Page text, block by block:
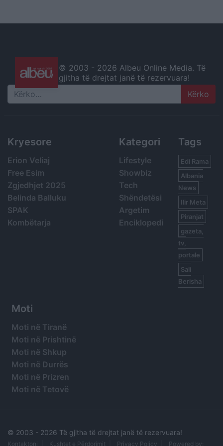
© 2003 - 2026 Albeu Online Media. Të
gjitha të drejtat janë të rezervuara!
Search
Kryesore
Erion Veliaj
Free Esim
Zgjedhjet 2025
Belinda Balluku
SPAK
Kombëtarja
Kategori
Lifestyle
Showbiz
Tech
Shëndetësi
Argetim
Enciklopedi
Tags
Edi Rama
Albania
News
Ilir Meta
Piranjat
gazeta,
tv,
portale
Sali
Berisha
Moti
Moti në Tiranë
Moti në Prishtinë
Moti në Shkup
Moti në Durrës
Moti në Prizren
Moti në Tetovë
© 2003 - 2026 Të gjitha të drejtat janë të rezervuara!
Kontaktoni Kushtet e Përdorimit Privacy Policy Powered by: